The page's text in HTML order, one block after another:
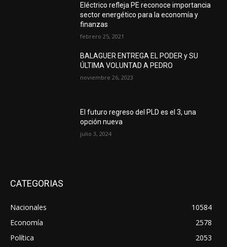
Eléctrico refleja PE reconoce importancia
sector energético para la economía y
finanzas
febrero 25, 2021
BALAGUER ENTREGA EL PODER y SU
ÚLTIMA VOLUNTAD A PEDRO
noviembre 26, 2023
El futuro regreso del PLD es el 3, una
opción nueva
julio 3, 2024
CATEGORIAS
Nacionales
10584
Economía
2578
Política
2053